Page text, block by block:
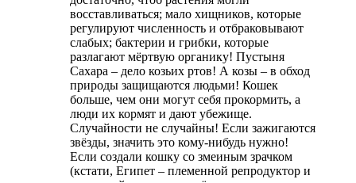
восставливаться; мало хищников, которые
регулируют численность и отбраковывают
слабых; бактерии и грибки, которые
разлагают мёртвую органику! Пустыня
Сахара – дело козьих ртов! А козы – в обход
природы защищаются людьми! Кошек
больше, чем они могут себя прокормить, а
люди их кормят и дают убежище.
Случайности не случайны! Если зажигаются
звёзды, значить это кому-нибудь нужно!
Если создали кошку со змеиным зрачком
(кстати, Египет – племенной репродуктор и